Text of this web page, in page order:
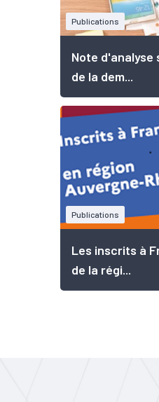
Publications
Note d'analyse
de la dem...
Publications
Les inscrits à
de la régi...